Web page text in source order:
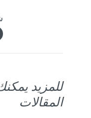
للمزيد
المقالات